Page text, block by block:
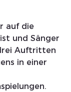
auf die
und Sänger
Auftritten
in einer